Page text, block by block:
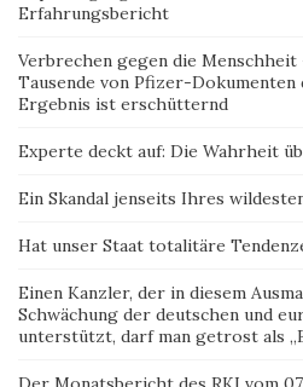
Erfahrungsbericht
Verbrechen gegen die
Tausende von Pfizer-Dokumenten
Ergebnis ist erschütternd
Experte deckt auf: Die Wahrheit
Ein Skandal jenseits Ihres
Hat unser Staat totalitäre
Einen Kanzler, der in diesem
Schwächung der deutschen und
unterstützt, darf man getrost als